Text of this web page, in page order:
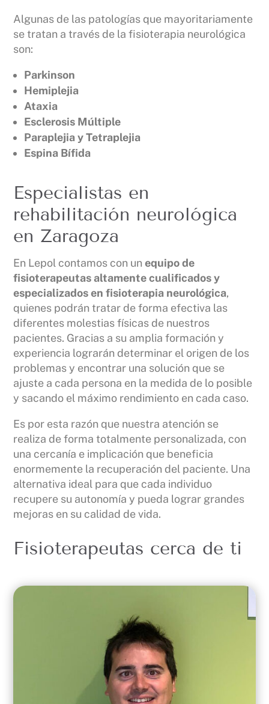
Algunas de las patologías que mayoritariamente
se tratan a través de la fisioterapia neurológica
son:
Parkinson
Hemiplejia
Ataxia
Esclerosis Múltiple
Paraplejia y Tetraplejia
Espina Bífida
Especialistas en
rehabilitación neurológica
en Zaragoza
En Lepol contamos con unequipo de
fisioterapeutas altamente cualificados y
especializados en fisioterapia neurológica,
quienes podrán tratar de forma efectiva las
diferentes molestias físicas de nuestros
pacientes. Gracias a su amplia formación y
experiencia lograrán determinar el origen de los
problemas y encontrar una solución que se
ajuste a cada persona en la medida de lo posible
y sacando el máximo rendimiento en cada caso.
Es por esta razón que nuestra atención se
realiza de forma totalmente personalizada, con
una cercanía e implicación que beneficia
enormemente la recuperación del paciente. Una
alternativa ideal para que cada individuo
recupere su autonomía y pueda lograr grandes
mejoras en su calidad de vida.
Fisioterapeutas cerca de ti